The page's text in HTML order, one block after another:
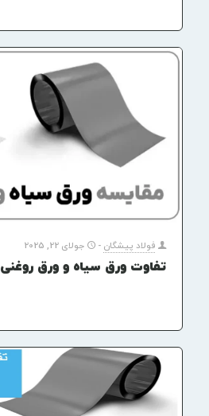
فولاد پیشگان - جولای 22, 2025
تفاوت ورق سیاه و ورق روغنی